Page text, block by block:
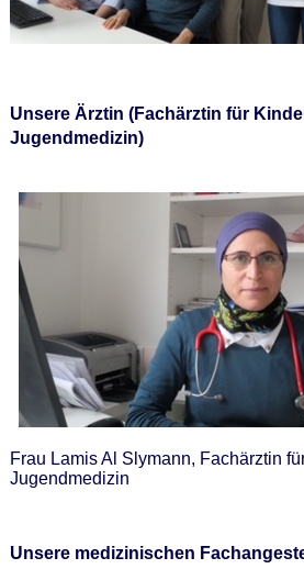
Unsere Ärztin (Fachärztin für
Jugendmedizin)
Frau Lamis Al Slymann, Fachärztin
Jugendmedizin
Unsere medizinischen